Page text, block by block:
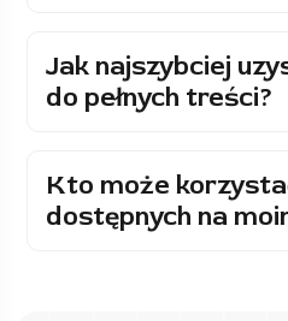
Jak najszybciej
do pełnych treści?
Kto może
dostępnych na